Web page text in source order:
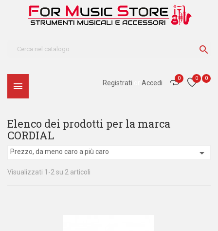


0
0
0
Registrati Accedi
Elenco dei prodotti per la marca
CORDIAL
Prezzo, da meno caro a più caro 
Visualizzati 1-2 su 2 articoli